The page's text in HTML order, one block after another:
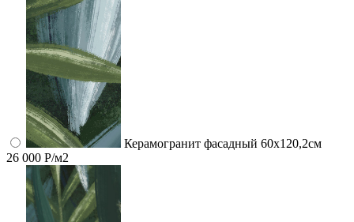
Керамогранит фасадный 60x120,2см
26 000 Р/м2